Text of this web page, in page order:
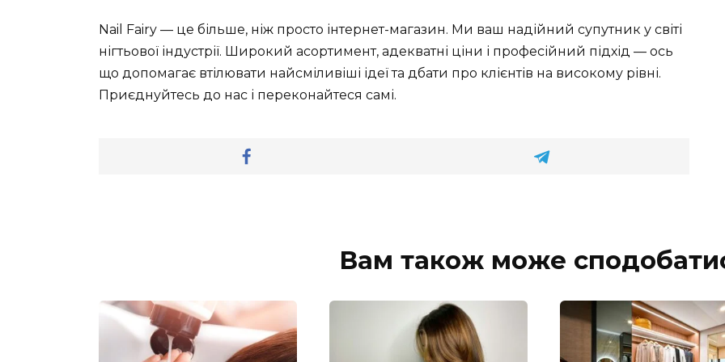
Nail Fairy — це більше, ніж просто інтернет-магазин. Ми ваш надійний супутник у світі
нігтьової індустрії. Широкий асортимент, адекватні ціни і професійний підхід — ось
що допомагає втілювати найсміливіші ідеї та дбати про клієнтів на високому рівні.
Приєднуйтесь до нас і переконайтеся самі.
Вам також може